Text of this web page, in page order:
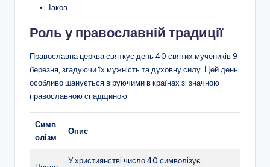
Іаков
Роль у православній традиції
Православна церква святкує день 40 святих мучеників 9
березня, згадуючи їх мужність та духовну силу. Цей день
особливо шанується віруючими в країнах зі значною
православною спадщиною.
Симв
олізм
Опис
У християнстві число 40 символізує